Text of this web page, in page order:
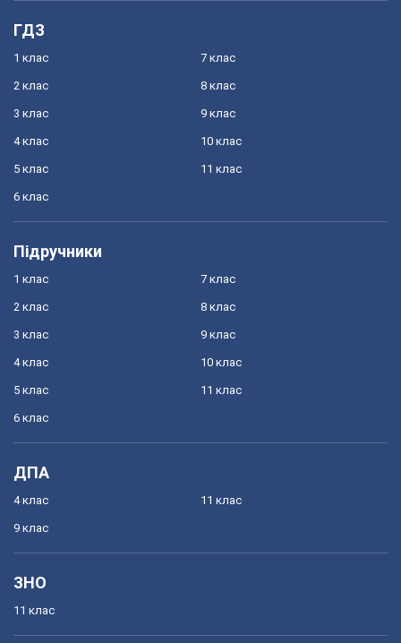
ГДЗ
1 клас
2 клас
3 клас
4 клас
5 клас
6 клас
7 клас
8 клас
9 клас
10 клас
11 клас
Підручники
1 клас
2 клас
3 клас
4 клас
5 клас
6 клас
7 клас
8 клас
9 клас
10 клас
11 клас
ДПА
4 клас
9 клас
11 клас
ЗНО
11 клас